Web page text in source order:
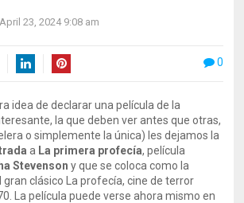
April 23, 2024 9:08 am
0
idea de declarar una película de la
la que deben ver antes que otras,
o simplemente la única) les dejamos la
a La primera profecía, película
Stevenson y que se coloca como la
gran clásico La profecía, cine de terror
La película puede verse ahora mismo en